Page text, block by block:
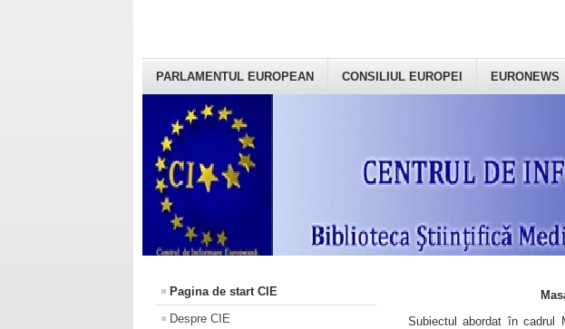
PARLAMENTUL EUROPEAN CONSILIUL EUROPEI EURONEWS
Pagina de start CIE
Despre CIE
Subiectul abordat în cadrul